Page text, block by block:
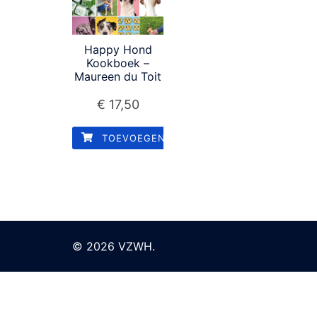
Happy Hond
Kookboek –
Maureen du Toit
€ 17,50
TOEVOEGEN AAN WINKELWAGEN
© 2026 VZWH.